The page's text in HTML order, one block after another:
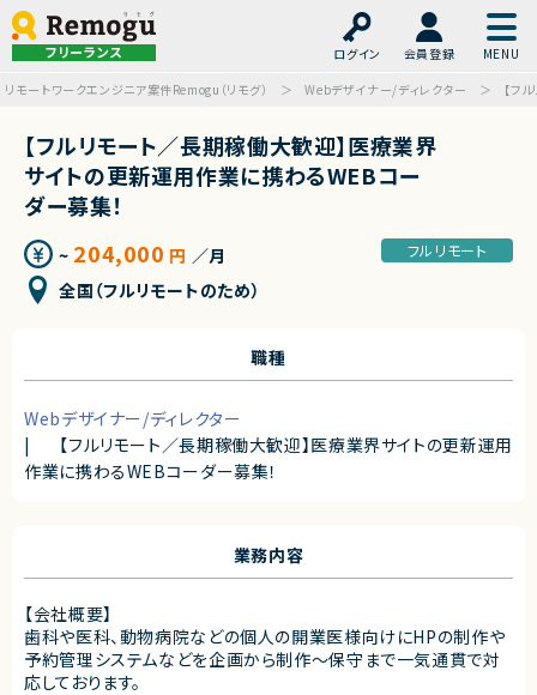
フリーランス ログイン
会員登録
リモートワークエンジニア案件Remogu（リモグ）
Webデザイナー/ディレクター 【フ
【フルリモート／長期稼働大歓迎】医療業界
サイトの更新運用作業に携わるWEBコー
ダー募集！
~ 204,000 円 ／月
全国（フルリモートのため）
フルリモート
職種
Webデザイナー/ディレクター
|
【フルリモート／長期稼働大歓迎】医療業界サイトの更新運用
作業に携わるWEBコーダー募集！
業務内容
【会社概要】
歯科や医科、動物病院などの個人の開業医様向けにHPの制作や
予約管理システムなどを企画から制作～保守まで一気通貫で対
応しております。